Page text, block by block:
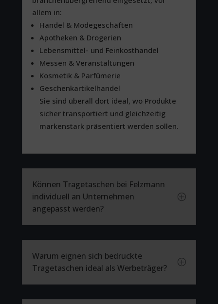
allem in:
Handel & Modegeschäften
Apotheken & Drogerien
Lebensmittel- und Feinkosthandel
Messen & Veranstaltungen
Kosmetik & Parfümerie
Geschenkartikelhandel
Sie sind überall dort ideal, wo Produkte
sicher transportiert und gleichzeitig
markenstark präsentiert werden sollen.
P
Können Tragetaschen bei Felzmann
individuell an Unternehmen
angepasst werden?
P
Warum eignen sich bedruckte
Tragetaschen ideal als Werbeträger?